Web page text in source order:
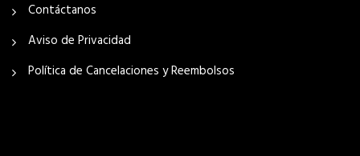
Contáctanos
Aviso de Privacidad
Política de Cancelaciones y Reembolsos